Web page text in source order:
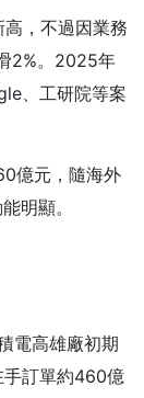
，不過因業務
2%。2025年
、工研院等案
億元，隨海外
明顯。
電高雄廠初期
手訂單約460億